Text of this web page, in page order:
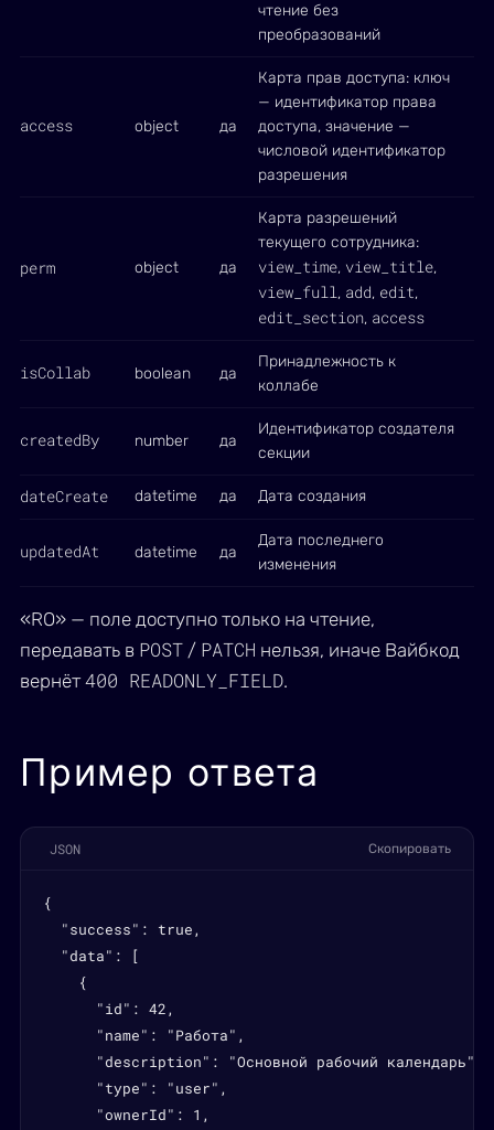
чтение без
преобразований
access object да
Карта прав доступа: ключ
— идентификатор права
доступа, значение —
числовой идентификатор
разрешения
perm object да
Карта разрешений
текущего сотрудника:
view_time, view_title,
view_full, add, edit,
edit_section, access
isCollab boolean да
Принадлежность к
коллабе
createdBy number да
Идентификатор создателя
секции
dateCreate datetime да Дата создания
updatedAt datetime да
Дата последнего
изменения
«RO» — поле доступно только на чтение,
передавать в POST / PATCH нельзя, иначе Вайбкод
вернёт400 READONLY_FIELD.
Пример ответа
JSON Скопировать
{
  "success": true,
  "data": [
    {
      "id": 42,
      "name": "Работа",
      "description": "Основной рабочий календарь",
      "type": "user",
      "ownerId": 1,